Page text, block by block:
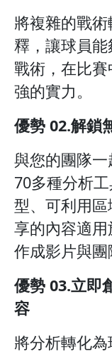
將複雜的戰
釋，讓球員
戰術，在比
強的實力。
優勢 02.解鎖
與您的團隊
70多種分析
型、可利用
享的內容適
作成影片與團
優勢 03.立即
容
將分析轉化